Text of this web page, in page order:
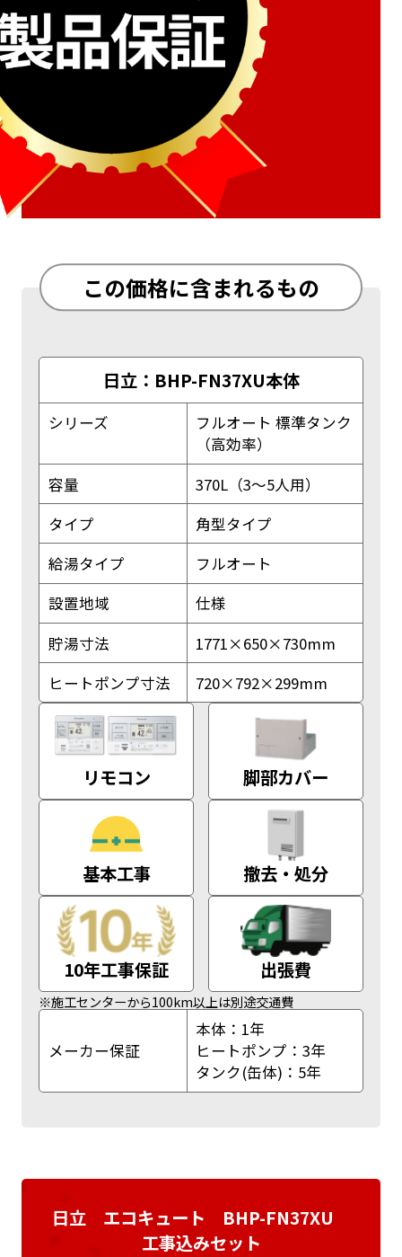
この価格に含まれるもの
日立：BHP-FN37XU本体
シリーズ
フルオート 標準タンク
（高効率）
容量
370L（3～5人用）
タイプ
角型タイプ
給湯タイプ
フルオート
設置地域
仕様
貯湯寸法
1771×650×730mm
ヒートポンプ寸法
720×792×299mm
リモコン 脚部カバー
基本工事 撤去・処分
10年工事保証 出張費
※施工センターから100km以上は別途交通費
メーカー保証
本体：1年
ヒートポンプ：3年
タンク(缶体)：5年
日立 エコキュート BHP-FN37XU
工事込みセット